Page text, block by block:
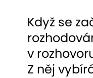
Když se
v
Z něj